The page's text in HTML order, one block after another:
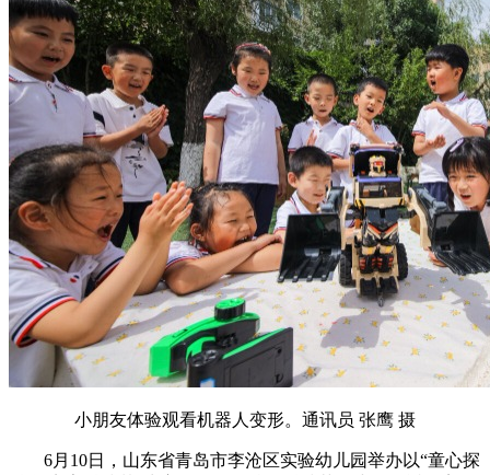
小朋友体验观看机器人变形。通讯员 张鹰 摄
6月10日，山东省青岛市李沧区实验幼儿园举办以“童心探